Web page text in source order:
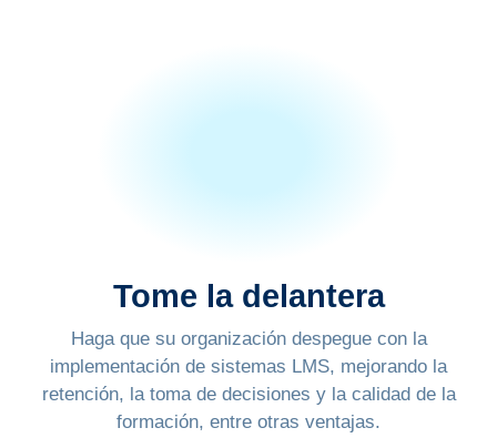
Tome la delantera
Haga que su organización despegue con la
implementación de sistemas LMS, mejorando la
retención, la toma de decisiones y la calidad de la
formación, entre otras ventajas.